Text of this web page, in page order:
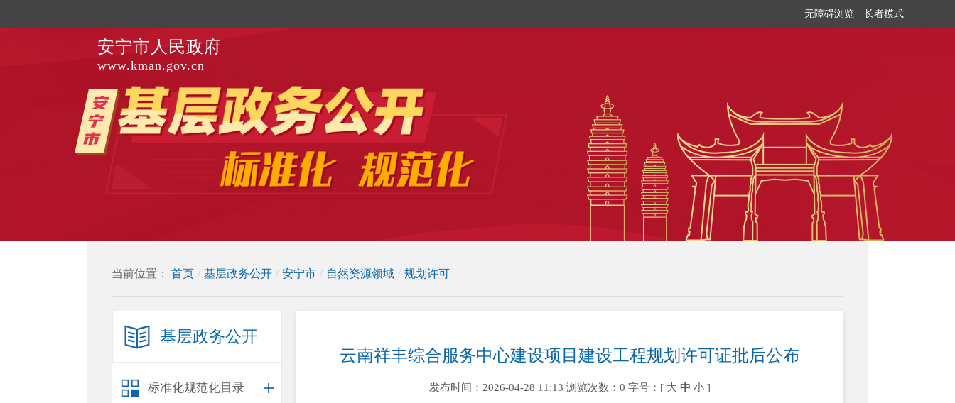
无障碍浏览 长者模式
安宁市人民政府
www.kman.gov.cn
当前位置： 首页 / 基层政务公开 / 安宁市 / 自然资源领域 / 规划许可
基层政务公开
标准化规范化目录
云南祥丰综合服务中心建设项目建设工程规划许可证批后公布
发布时间：2026-04-28 11:13 浏览次数：0 字号：[ 大 中 小 ]